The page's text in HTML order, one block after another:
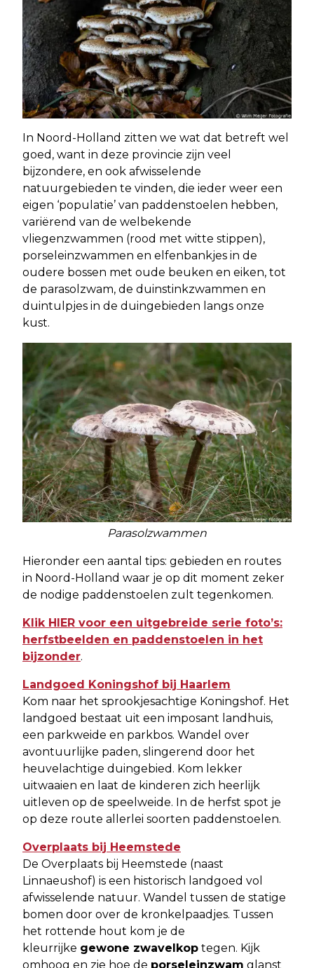
In Noord-Holland zitten we wat dat betreft wel
goed, want in deze provincie zijn veel
bijzondere, en ook afwisselende
natuurgebieden te vinden, die ieder weer een
eigen ‘populatie’ van paddenstoelen hebben,
variërend van de welbekende
vliegenzwammen (rood met witte stippen),
porseleinzwammen en elfenbankjes in de
oudere bossen met oude beuken en eiken, tot
de parasolzwam, de duinstinkzwammen en
duintulpjes in de duingebieden langs onze
kust.
Parasolzwammen
Hieronder een aantal tips: gebieden en routes
in Noord-Holland waar je op dit moment zeker
de nodige paddenstoelen zult tegenkomen.
Klik HIER voor een uitgebreide serie foto’s:
herfstbeelden en paddenstoelen in het
bijzonder.
Landgoed Koningshof bij Haarlem
Kom naar het sprookjesachtige Koningshof. Het
landgoed bestaat uit een imposant landhuis,
een parkweide en parkbos. Wandel over
avontuurlijke paden, slingerend door het
heuvelachtige duingebied. Kom lekker
uitwaaien en laat de kinderen zich heerlijk
uitleven op de speelweide. In de herfst spot je
op deze route allerlei soorten paddenstoelen.
Overplaats bij Heemstede
De Overplaats bij Heemstede (naast
Linnaeushof) is een historisch landgoed vol
afwisselende natuur. Wandel tussen de statige
bomen door over de kronkelpaadjes. Tussen
het rottende hout kom je de
kleurrijke gewone zwavelkop tegen. Kijk
omhoog en zie hoe de porseleinzwam glanst